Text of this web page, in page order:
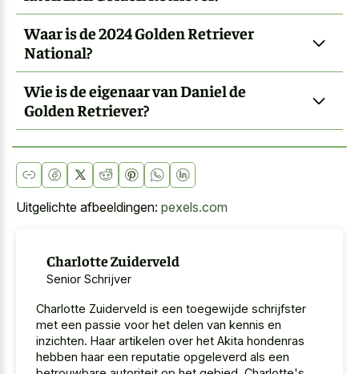
Waar is de 2024 Golden Retriever
National?
Wie is de eigenaar van Daniel de
Golden Retriever?
Uitgelichte afbeeldingen: pexels.com
Charlotte Zuiderveld
Senior Schrijver
Charlotte Zuiderveld is een toegewijde schrijfster
met een passie voor het delen van kennis en
inzichten. Haar artikelen over het Akita hondenras
hebben haar een reputatie opgeleverd als een